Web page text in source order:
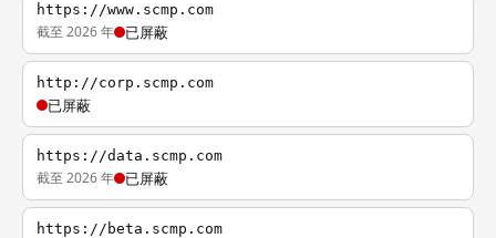
https://www.scmp.com
截至 2026 年 已屏蔽
http://corp.scmp.com
已屏蔽
https://data.scmp.com
截至 2026 年 已屏蔽
https://beta.scmp.com